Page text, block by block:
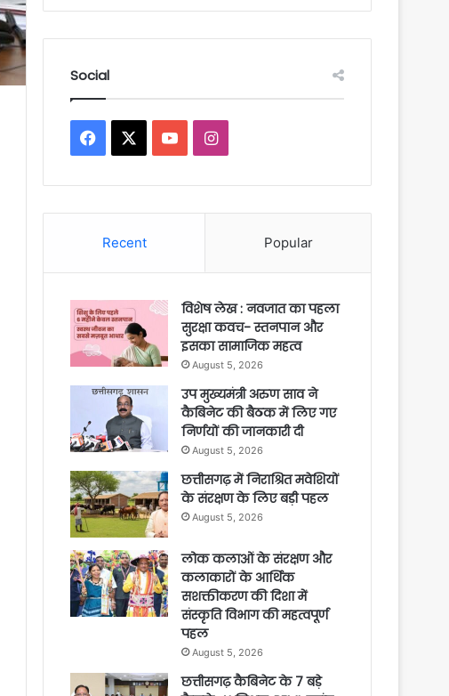
Social
Facebook YouTubeInstagram
Recent Popular
विशेष लेख : नवजात का पहला
सुरक्षा कवच- स्तनपान और
इसका सामाजिक महत्व
August 5, 2026
उप मुख्यमंत्री अरुण साव ने
कैबिनेट की बैठक में लिए गए
निर्णयों की जानकारी दी
August 5, 2026
छत्तीसगढ़ में निराश्रित मवेशियों
के संरक्षण के लिए बड़ी पहल
August 5, 2026
लोक कलाओं के संरक्षण और
कलाकारों के आर्थिक
सशक्तीकरण की दिशा में
संस्कृति विभाग की महत्वपूर्ण
पहल
August 5, 2026
छत्तीसगढ़ कैबिनेट के 7 बड़े